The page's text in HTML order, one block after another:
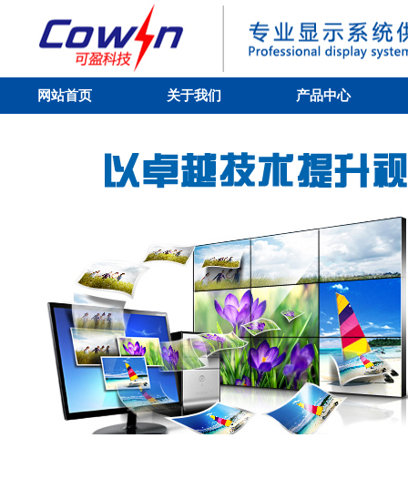
网站首页 关于我们
企业文化
资质荣誉
产品中心
液晶监视器
液晶广告机
图形处理器